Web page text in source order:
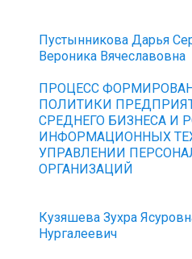
Пустынникова Дарья
Вероника Вячеславовна
ПРОЦЕСС
ПОЛИТИКИ
СРЕДНЕГО БИЗНЕСА И
ИНФОРМАЦИОННЫХ
УПРАВЛЕНИИ
ОРГАНИЗАЦИЙ
Кузяшева Зухра
Нургалеевич